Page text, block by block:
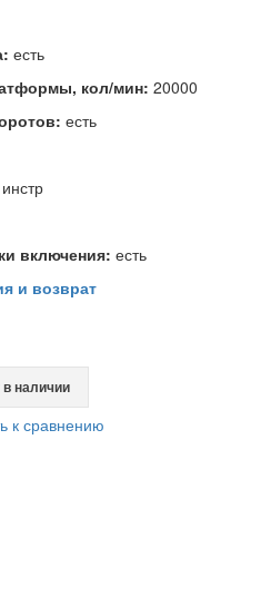
есть
кол/мин: 20000
есть
включения: есть
и возврат
наличии
к сравнению